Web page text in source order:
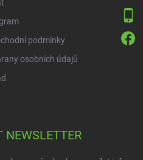
podmínky
osobních údajů
NEWSLETTER